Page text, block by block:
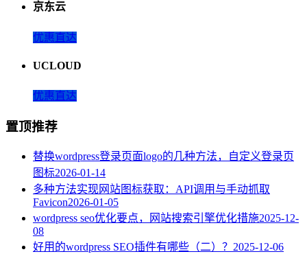
京东云
优惠直达
UCLOUD
优惠直达
置顶推荐
替换wordpress登录页面logo的几种方法，自定义登录页
图标2026-01-14
多种方法实现网站图标获取：API调用与手动抓取
Favicon2026-01-05
wordpress seo优化要点，网站搜索引擎优化措施2025-12-
08
好用的wordpress SEO插件有哪些（二）？ 2025-12-06